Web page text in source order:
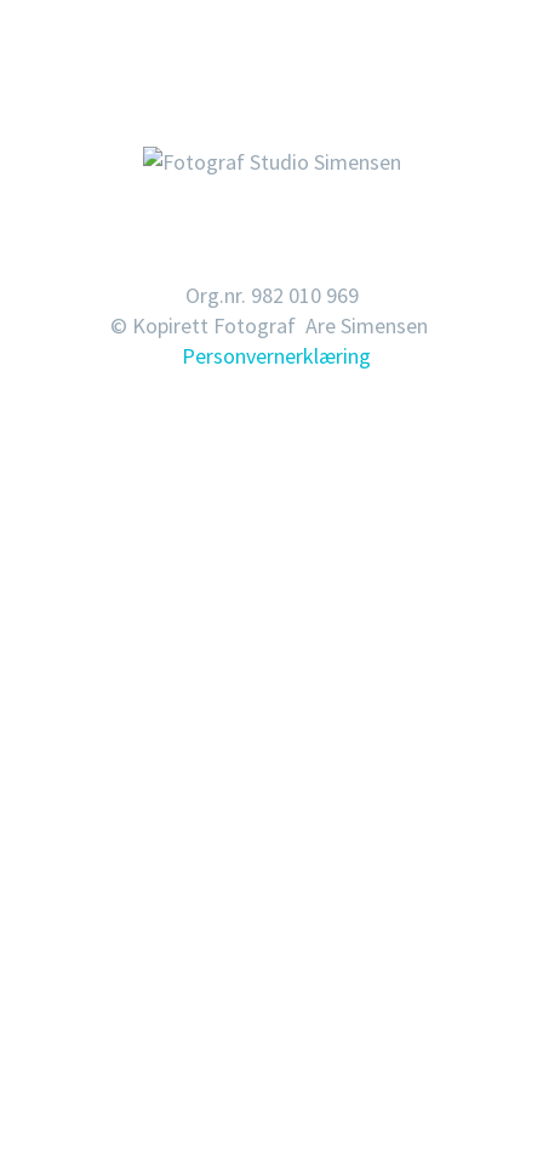
Org.nr. 982 010 969
© Kopirett Fotograf Are Simensen
Personvernerklæring